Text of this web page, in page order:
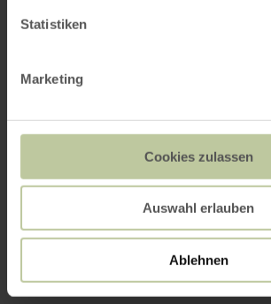
Statistiken
Marketing
Cookies zulassen
Auswahl erlauben
Ablehnen